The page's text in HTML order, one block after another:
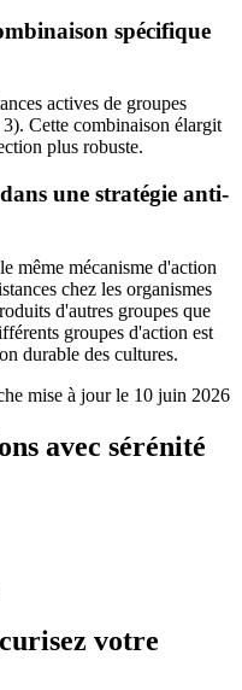
spécifique
actives de groupes
Cette combinaison élargit
plus robuste.
une stratégie anti-
même mécanisme d'action
chez les organismes
d'autres groupes que
groupes d'action est
durable des cultures.
mise à jour le 10 juin 2026
avec sérénité
votre